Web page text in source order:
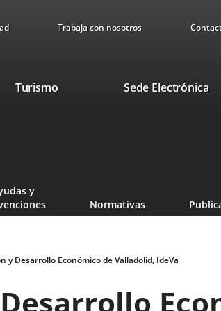
Trabaja con nosotros
TurismoThis
window.
Sede Electrónica
y
Normativas
y Desarrollo Económico de Valladolid, IdeVa